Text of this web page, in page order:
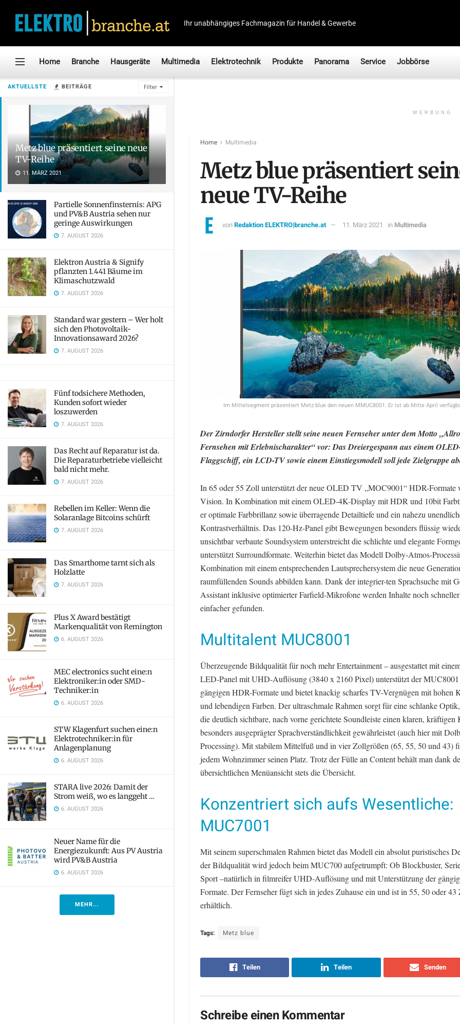
AKTUELLSTE BEITRÄGE Filter
Metz blue präsentiert seine neue
TV-Reihe
11. MÄRZ 2021
Partielle Sonnenfinsternis: APG
und PV&B Austria sehen nur
geringe Auswirkungen
7. AUGUST 2026
Elektron Austria & Signify
pflanzten 1.441 Bäume im
Klimaschutzwald
7. AUGUST 2026
Standard war gestern – Wer holt
sich den Photovoltaik-
Innovationsaward 2026?
7. AUGUST 2026
Fünf todsichere Methoden,
Kunden sofort wieder
loszuwerden
7. AUGUST 2026
Das Recht auf Reparatur ist da.
Die Reparaturbetriebe vielleicht
bald nicht mehr.
7. AUGUST 2026
Rebellen im Keller: Wenn die
Solaranlage Bitcoins schürft
7. AUGUST 2026
Das Smarthome tarnt sich als
Holzlatte
7. AUGUST 2026
Plus X Award bestätigt
Markenqualität von Remington
6. AUGUST 2026
MEC electronics sucht eine:n
Elektroniker:in oder SMD-
Techniker:in
6. AUGUST 2026
STW Klagenfurt suchen eine:n
Elektrotechniker:in für
Anlagenplanung
6. AUGUST 2026
STARA live 2026: Damit der
Strom weiß, wo es langgeht …
6. AUGUST 2026
Neuer Name für die
Energiezukunft: Aus PV Austria
wird PV&B Austria
6. AUGUST 2026
MEHR...
Ihr unabhängiges Fachmagazin für Handel & Gewerbe
Home Branche Hausgeräte Multimedia Elektrotechnik Produkte Panorama Service Jobbörse
WERBUNG
Home Multimedia
Metz blue präsentiert
neue TV-Reihe
vonRedaktion ELEKTRO|branche.at 11. März 2021 in Multimedia
Im Mittelsegment präsentiert Metz blue den neuen MMUC8001. Er ist ab Mitte April
Der Zirndorfer Hersteller stellt seine neuen Fernseher unter dem Motto
Fernsehen mit Erlebnischarakter“ vor: Das Dreiergespann aus einem
Flaggschiff, ein LCD-TV sowie einem Einstiegsmodell soll jede Zielgruppe
In 65 oder 55 Zoll unterstützt der neue OLED TV „MOC9001“ HDR-Formate
Vision. In Kombination mit einem OLED-4K-Display mit HDR und 10bit
er optimale Farbbrillanz sowie überragende Detailtiefe und ein nahezu
Kontrastverhältnis. Das 120-Hz-Panel gibt Bewegungen besonders flüssig
unsichtbar verbaute Soundsystem unterstreicht die schlichte und elegante
unterstützt Surroundformate. Weiterhin bietet das Modell Dolby-Atmos-
Kombination mit einem entsprechenden Lautsprechersystem die neue
raumfüllenden Sounds abbilden kann. Dank der integrier-ten Sprachsuche mit
Assistant inklusive optimierter Farfield-Mikrofone werden Inhalte noch
einfacher gefunden.
Multitalent MUC8001
Überzeugende Bildqualität für noch mehr Entertainment – ausgestattet mit
LED-Panel mit UHD-Auflösung (3840 x 2160 Pixel) unterstützt der
gängigen HDR-Formate und bietet knackig scharfes TV-Vergnügen mit hohen
und lebendigen Farben. Der ultraschmale Rahmen sorgt für eine schlanke
die deutlich sichtbare, nach vorne gerichtete Soundleiste einen klaren, kräftigen
besonders ausgeprägter Sprachverständlichkeit gewährleistet (auch hier mit
Processing). Mit stabilem Mittelfuß und in vier Zollgrößen (65, 55, 50 und 43)
jedem Wohnzimmer seinen Platz. Trotz der Fülle an Content behält man dank
übersichtlichen Menüansicht stets die Übersicht.
Konzentriert sich aufs Wesentliche:
MUC7001
Mit seinem superschmalen Rahmen bietet das Modell ein absolut puristisches
der Bildqualität wird jedoch beim MUC700 aufgetrumpft: Ob Blockbuster,
Sport –natürlich in filmreifer UHD-Auflösung und mit Unterstützung der
Formate. Der Fernseher fügt sich in jedes Zuhause ein und ist in 55, 50 oder 43
erhältlich.
Tags: Metz blue
Teilen Teilen Senden
Schreibe einen Kommentar